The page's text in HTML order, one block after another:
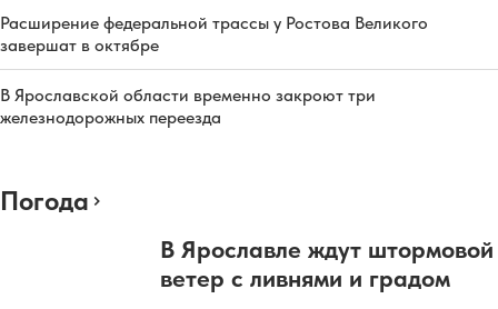
Расширение федеральной трассы у Ростова Великого
завершат в октябре
В Ярославской области временно закроют три
железнодорожных переезда
Погода
В Ярославле ждут штормовой
ветер с ливнями и градом